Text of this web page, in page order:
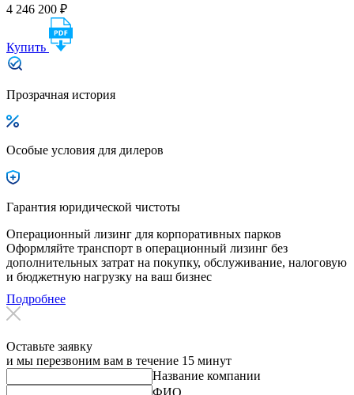
4 246 200 ₽
Купить
Прозрачная история
Особые условия для дилеров
Гарантия юридической чистоты
Операционный лизинг для корпоративных парков
Оформляйте транспорт в операционный лизинг без
дополнительных затрат на покупку, обслуживание, налоговую
и бюджетную нагрузку на ваш бизнес
Подробнее
Оставьте заявку
и мы перезвоним вам в течение 15 минут
Название компании
ФИО